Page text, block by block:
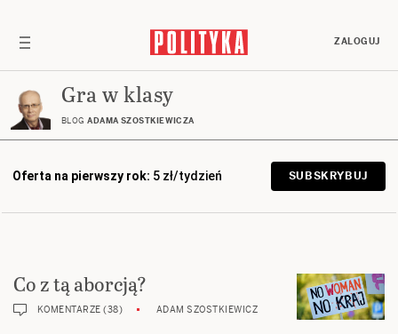
ZALOGUJ
Gra w klasy
BLOG ADAMA SZOSTKIEWICZA
Oferta na pierwszy rok: 5 zł/tydzień SUBSKRYBUJ
Co z tą aborcją?
KOMENTARZE (38) ADAM SZOSTKIEWICZ